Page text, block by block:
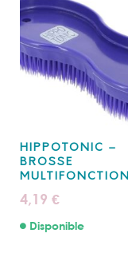
HIPPOTONIC –
BROSSE
MULTIFONCTION
4,19 €
Disponible